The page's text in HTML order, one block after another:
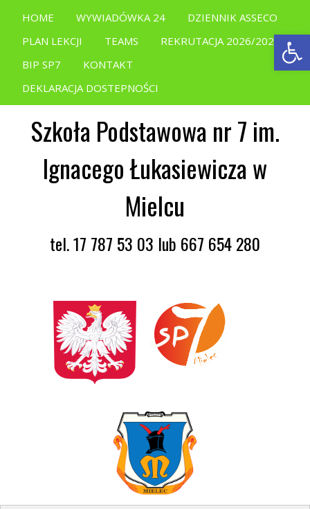
HOME WYWIADÓWKA 24
DZIENNIK ASSECO
PLAN LEKCJI
TEAMS
REKRUTACJA 2026/2027
BIP SP7
KONTAKT
DEKLARACJA DOSTEPNOŚCI
Szkoła Podstawowa nr 7 im.
Ignacego Łukasiewicza w
Mielcu
tel. 17 787 53 03 lub 667 654 280